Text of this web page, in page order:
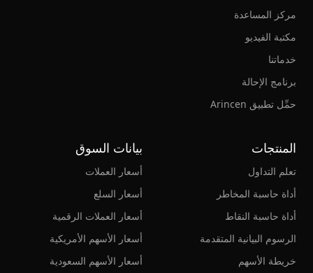
مركز المساعدة
مكتبة الفيديو
خدماتنا
برنامج الإحالة
حمِّل تطبيق Arincen
المنتجات
تعلم التداول
أداة حاسبة المخاطر
أداة حاسبة النقاط
الرسوم البيانية المتقدمة
خريطة الأسهم
بيانات السوق
أسعار العملات
أسعار السلع
أسعار العملات الرقمية
أسعار الأسهم الأمريكية
أسعار الأسهم السعودية